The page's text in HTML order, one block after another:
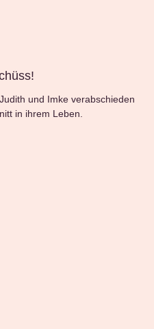
und Imke verabschieden
in ihrem Leben.